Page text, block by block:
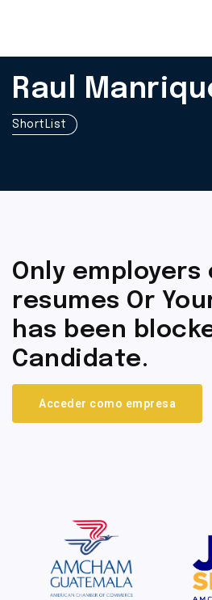
Raul
ShortList
Only employers
resumes Or
has been
Candidate.
Acceder como empresa